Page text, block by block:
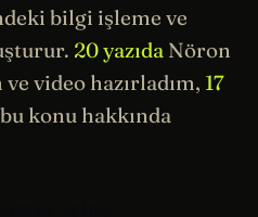
bilgi işleme ve
20 yazıda Nöron
video hazırladım, 17
bu konu hakkında